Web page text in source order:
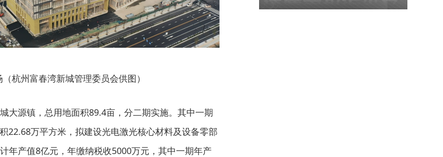
杭州富春湾新城管理委员会供图）
大源镇，总用地面积89.4亩，分二期实施。其中一期
22.68万平方米，拟建设光电激光核心材料及设备零部
年产值8亿元，年缴纳税收5000万元，其中一期年产